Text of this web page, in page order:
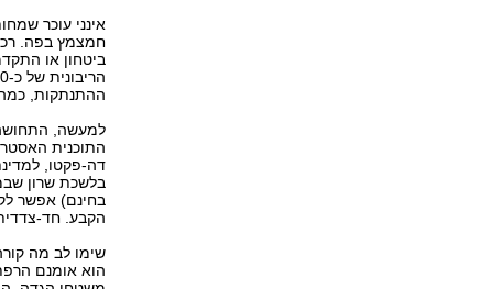
אינני עוכר
חמצמץ בפה.
ביטחון או
ההתנתקות,
למעשה, התחושה
התוכנית
דה-פקטו,
בלשכת שרון
בחינם) אפשר
הקבע. חד-
שימו לב מה